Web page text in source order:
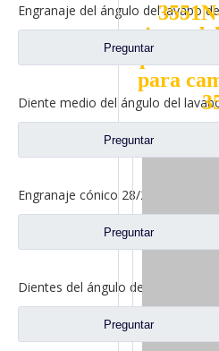
Preguntar
Preguntar
Preguntar
Preguntar
ajuste
para
para